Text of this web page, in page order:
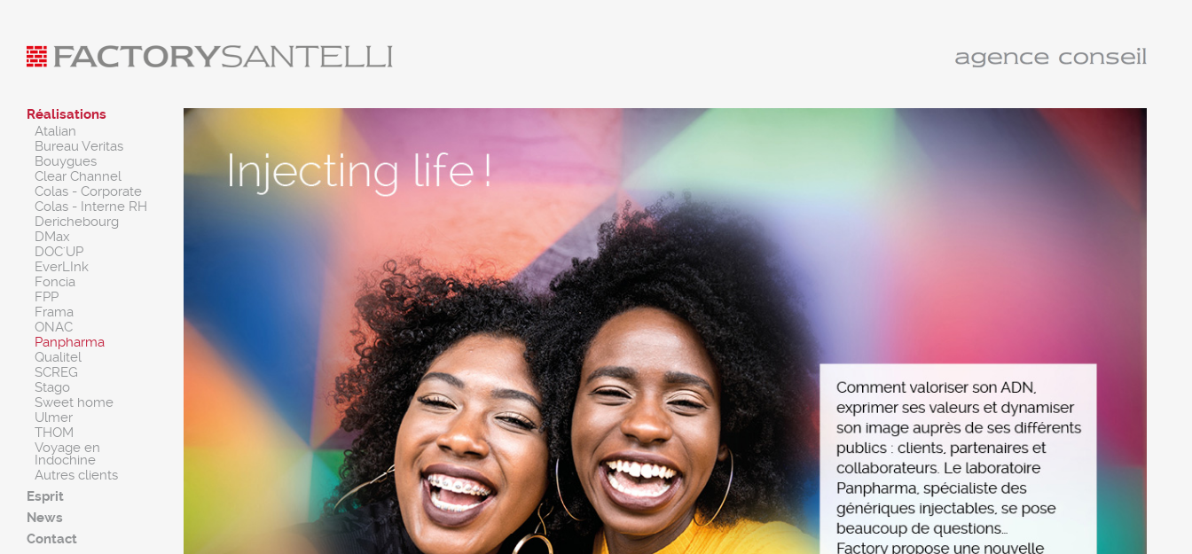
Réalisations
Atalian
Bureau Veritas
Bouygues
Clear Channel
Colas - Corporate
Colas - Interne RH
Derichebourg
DMax
DOC'UP
EverLInk
Foncia
FPP
Frama
ONAC
Panpharma
Qualitel
SCREG
Stago
Sweet home
Ulmer
THOM
Voyage en
Indochine
Autres clients
Esprit
News
Contact